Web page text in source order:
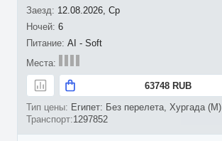
12.08.2026, Ср
6
AI - Soft
63748 RUB
Египет: Без перелета, Хургада (M)
1297852